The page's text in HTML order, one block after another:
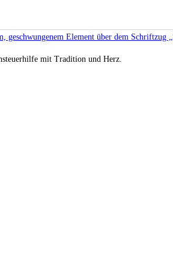
mit Tradition und Herz.